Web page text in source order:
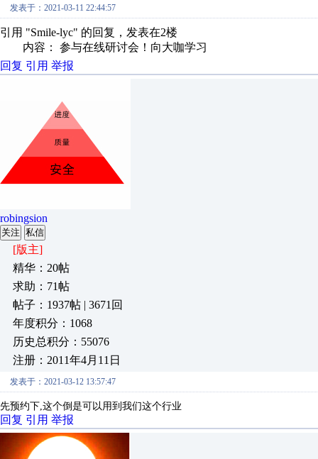
发表于：2021-03-11 22:44:57
引用 "Smile-lyc" 的回复，发表在2楼
内容： 参与在线研讨会！向大咖学习
回复 引用 举报
robingsion
关注 私信
[版主]
精华：20帖
求助：71帖
帖子：1937帖 | 3671回
年度积分：1068
历史总积分：55076
注册：2011年4月11日
发表于：2021-03-12 13:57:47
先预约下,这个倒是可以用到我们这个行业
回复 引用 举报